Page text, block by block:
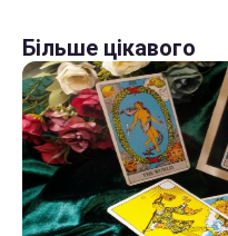
Більше цікавого